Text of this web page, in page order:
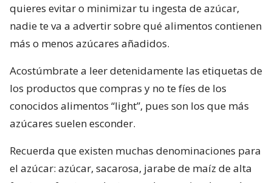
quieres evitar o minimizar tu ingesta de azúcar,
nadie te va a advertir sobre qué alimentos contienen
más o menos azúcares añadidos.
Acostúmbrate a leer detenidamente las etiquetas de
los productos que compras y no te fíes de los
conocidos alimentos “light”, pues son los que más
azúcares suelen esconder.
Recuerda que existen muchas denominaciones para
el azúcar: azúcar, sacarosa, jarabe de maíz de alta